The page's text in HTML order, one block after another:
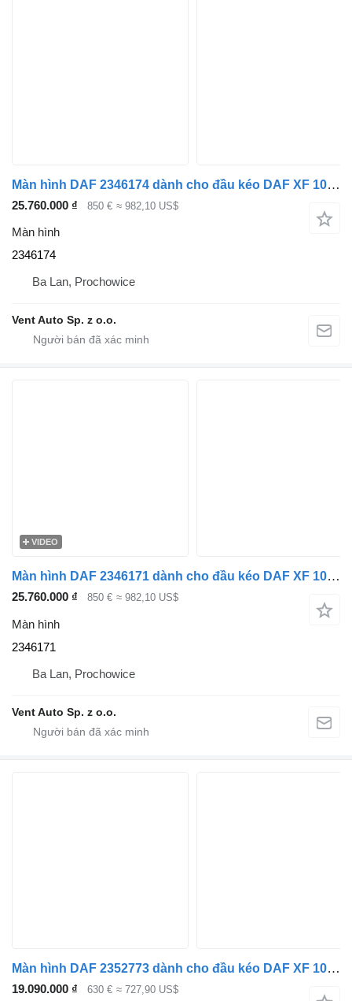
Màn hình DAF 2346174 dành cho đầu kéo DAF XF 106 G2 / XG
25.760.000 ₫ 850 € ≈ 982,10 US$
Màn hình
2346174
Ba Lan, Prochowice
Vent Auto Sp. z o.o.
VIDEO
Màn hình DAF 2346171 dành cho đầu kéo DAF XF 106 G2 / XG
25.760.000 ₫ 850 € ≈ 982,10 US$
Màn hình
2346171
Ba Lan, Prochowice
Vent Auto Sp. z o.o.
Màn hình DAF 2352773 dành cho đầu kéo DAF XF 106 G2 / XG
19.090.000 ₫ 630 € ≈ 727,90 US$